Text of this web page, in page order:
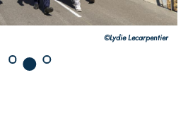
©Lydie Lecarpentier